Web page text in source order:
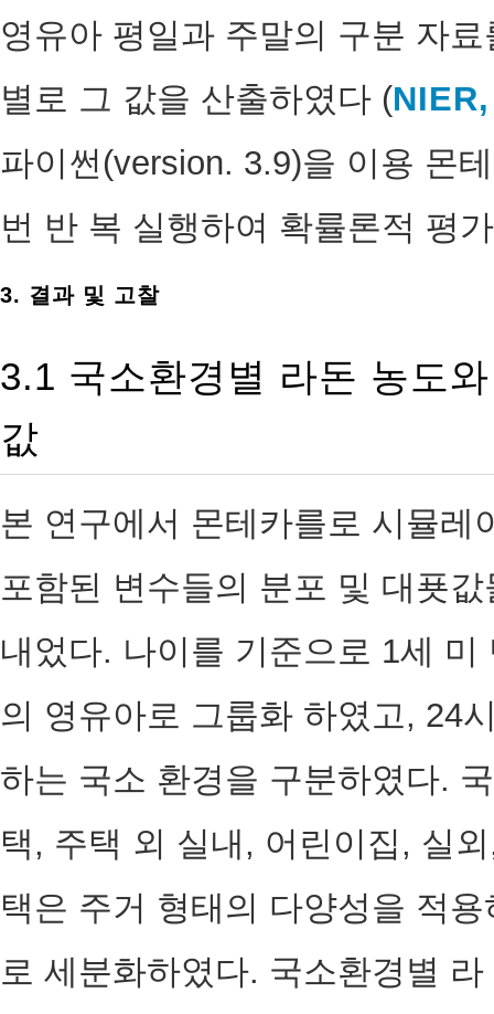
영유아 평일과 주말의 구분 자
별로 그 값을 산출하였다 (
파이썬(version. 3.9)을 이용 몬
번 반 복 실행하여 확률론적 평
3. 결과 및 고찰
3.1 국소환경별 라돈 농도
값
본 연구에서 몬테카를로 시뮬레
포함된 변수들의 분포 및 대푯
내었다. 나이를 기준으로 1세
의 영유아로 그룹화 하였고, 24
하는 국소 환경을 구분하였다.
택, 주택 외 실내, 어린이집, 실
택은 주거 형태의 다양성을 적
로 세분화하였다. 국소환경별